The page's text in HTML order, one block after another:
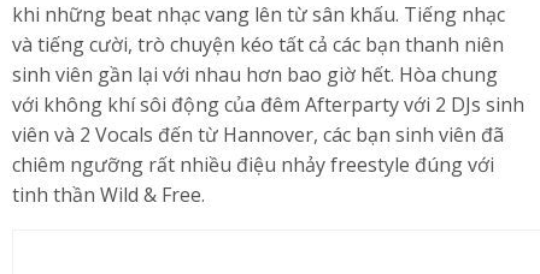
khi những beat nhạc vang lên từ sân khấu. Tiếng nhạc
và tiếng cười, trò chuyện kéo tất cả các bạn thanh niên
sinh viên gần lại với nhau hơn bao giờ hết. Hòa chung
với không khí sôi động của đêm Afterparty với 2 DJs sinh
viên và 2 Vocals đến từ Hannover, các bạn sinh viên đã
chiêm ngưỡng rất nhiều điệu nhảy freestyle đúng với
tinh thần Wild & Free.